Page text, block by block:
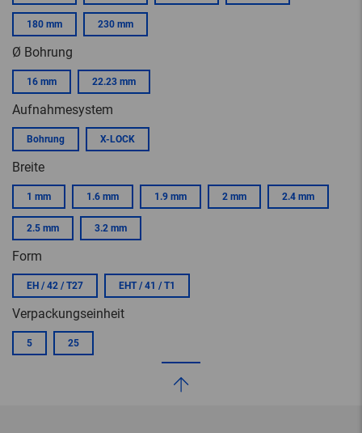
180 mm 230 mm
Ø Bohrung
16 mm 22.23 mm
Aufnahmesystem
Bohrung X-LOCK
Breite
1 mm 1.6 mm 1.9 mm 2 mm 2.4 mm
2.5 mm 3.2 mm
Form
EH / 42 / T27 EHT / 41 / T1
Verpackungseinheit
5 25